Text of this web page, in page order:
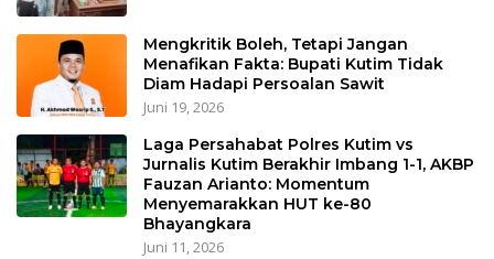
Mengkritik Boleh, Tetapi Jangan
Menafikan Fakta: Bupati Kutim Tidak
Diam Hadapi Persoalan Sawit
Juni 19, 2026
Laga Persahabat Polres Kutim vs
Jurnalis Kutim Berakhir Imbang 1-1, AKBP
Fauzan Arianto: Momentum
Menyemarakkan HUT ke-80
Bhayangkara
Juni 11, 2026